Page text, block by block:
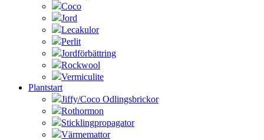
Coco
Jord
Lecakulor
Perlit
Jordförbättring
Rockwool
Vermiculite
Plantstart
Jiffy/Coco Odlingsbrickor
Rothormon
Sticklingpropagator
Värmemattor